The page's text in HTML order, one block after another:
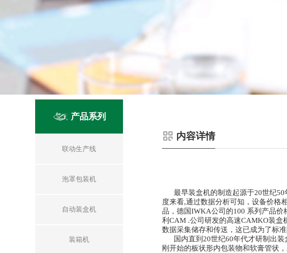
产品系列
联动生产线
泡罩包装机
自动装盒机
装箱机
内容详情
最早装盒机的制造起源于20世纪50
度来看,通过数据分析可知，设备价格
品，德国IWKA公司的100 系列产品价
利CAM .公司研发的高速CAMKO装盒
数据采集储存和传送，这已成为了标
国内直到20世纪60年代才研制出装
刚开始的板状形内包装物和软膏管状